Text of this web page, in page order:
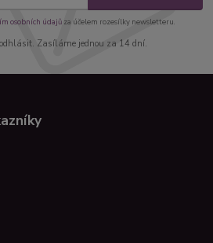
osobních údajůza účelem rozesílky newsletteru.
Zasíláme jednou za 14 dní.